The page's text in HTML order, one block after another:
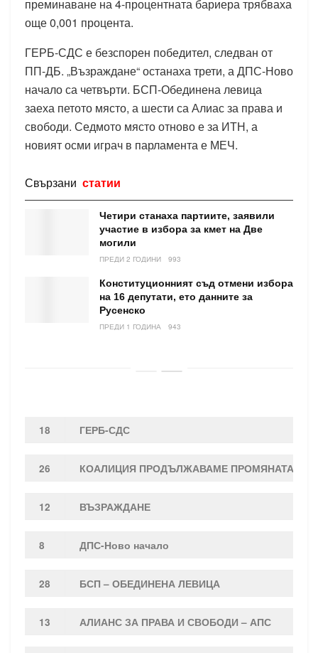
преминаване на 4-процентната бариера трябваха
още 0,001 процента.
ГЕРБ-СДС е безспорен победител, следван от
ПП-ДБ. „Възраждане“ останаха трети, а ДПС-Ново
начало са четвърти. БСП-Обединена левица
заеха петото място, а шести са Алиас за права и
свободи. Седмото място отново е за ИТН, а
новият осми играч в парламента е МЕЧ.
Свързани статии
Четири станаха партиите, заявили
участие в избора за кмет на Две
могили
ПРЕДИ 2 ГОДИНИ 993
Конституционният съд отмени избора
на 16 депутати, ето данните за
Русенско
ПРЕДИ 1 ГОДИНА 943
18 ГЕРБ-СДС
26 КОАЛИЦИЯ ПРОДЪЛЖАВАМЕ ПРОМЯНАТА –
12 ВЪЗРАЖДАНЕ
8 ДПС-Ново начало
28 БСП – ОБЕДИНЕНА ЛЕВИЦА
13 АЛИАНС ЗА ПРАВА И СВОБОДИ – АПС